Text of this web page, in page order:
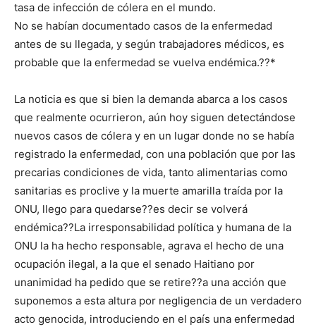
tasa de infección de cólera en el mundo.
No se habían documentado casos de la enfermedad
antes de su llegada, y según trabajadores médicos, es
probable que la enfermedad se vuelva endémica.??*
La noticia es que si bien la demanda abarca a los casos
que realmente ocurrieron, aún hoy siguen detectándose
nuevos casos de cólera y en un lugar donde no se había
registrado la enfermedad, con una población que por las
precarias condiciones de vida, tanto alimentarias como
sanitarias es proclive y la muerte amarilla traída por la
ONU, llego para quedarse??es decir se volverá
endémica??La irresponsabilidad política y humana de la
ONU la ha hecho responsable, agrava el hecho de una
ocupación ilegal, a la que el senado Haitiano por
unanimidad ha pedido que se retire??a una acción que
suponemos a esta altura por negligencia de un verdadero
acto genocida, introduciendo en el país una enfermedad